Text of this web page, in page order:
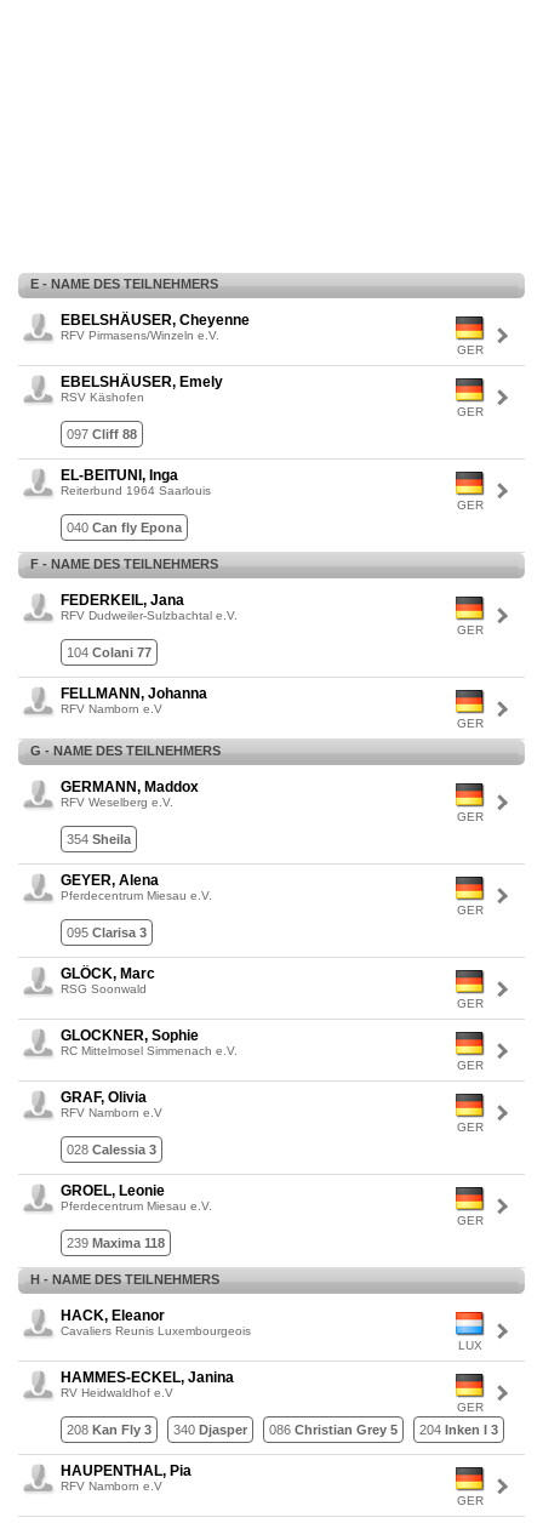
E - NAME DES TEILNEHMERS
GER
EBELSHÄUSER, Cheyenne
RFV Pirmasens/Winzeln e.V.
GER
EBELSHÄUSER, Emely
RSV Käshofen
097 Cliff 88
GER
EL-BEITUNI, Inga
Reiterbund 1964 Saarlouis
040 Can fly Epona
F - NAME DES TEILNEHMERS
GER
FEDERKEIL, Jana
RFV Dudweiler-Sulzbachtal e.V.
104 Colani 77
GER
FELLMANN, Johanna
RFV Namborn e.V
G - NAME DES TEILNEHMERS
GER
GERMANN, Maddox
RFV Weselberg e.V.
354 Sheila
GER
GEYER, Alena
Pferdecentrum Miesau e.V.
095 Clarisa 3
GER
GLÖCK, Marc
RSG Soonwald
GER
GLOCKNER, Sophie
RC Mittelmosel Simmenach e.V.
GER
GRAF, Olivia
RFV Namborn e.V
028 Calessia 3
GER
GROEL, Leonie
Pferdecentrum Miesau e.V.
239 Maxima 118
H - NAME DES TEILNEHMERS
LUX
HACK, Eleanor
Cavaliers Reunis Luxembourgeois
GER
HAMMES-ECKEL, Janina
RV Heidwaldhof e.V
208 Kan Fly 3 340 Djasper 086 Christian Grey 5 204 Inken I 3
GER
HAUPENTHAL, Pia
RFV Namborn e.V